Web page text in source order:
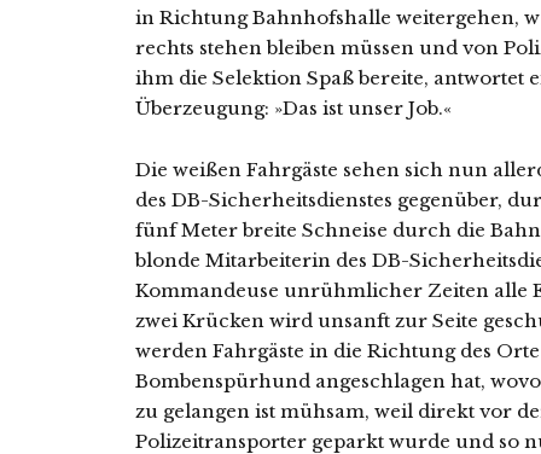
in Richtung Bahnhofshalle weitergehen,
rechts stehen bleiben müssen und von
ihm die Selektion Spaß bereite, antwortet
Überzeugung: »Das ist unser Job.«
Die weißen Fahrgäste sehen sich nun
des DB-Sicherheitsdienstes gegenüber,
fünf Meter breite Schneise durch die
blonde Mitarbeiterin des DB-
Kommandeuse unrühmlicher Zeiten alle
zwei Krücken wird unsanft zur Seite
werden Fahrgäste in die Richtung des
Bombenspürhund angeschlagen hat,
zu gelangen ist mühsam, weil direkt vor
Polizeitransporter geparkt wurde und so